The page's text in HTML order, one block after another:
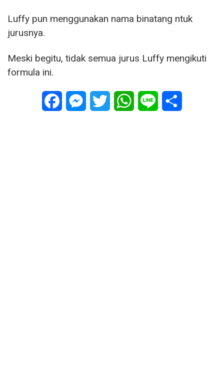
Luffy pun menggunakan nama binatang ntuk
jurusnya.
Meski begitu, tidak semua jurus Luffy mengikuti
formula ini.
FacebookMessenger
Twitter WhatsApp
Line